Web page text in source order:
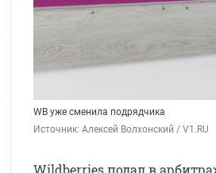
WB уже сменила подрядчика
Источник: Алексей Волхонский / V1.RU
Wildberries подал в